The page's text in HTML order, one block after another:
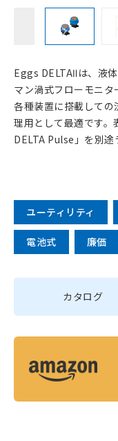
Eggs DELTAⅡは、液
マン渦式フローモニ
各種装置に搭載して
理用として最適です
DELTA Pulse」を別途
ユーティリティ
電池式 廉価
カタログ